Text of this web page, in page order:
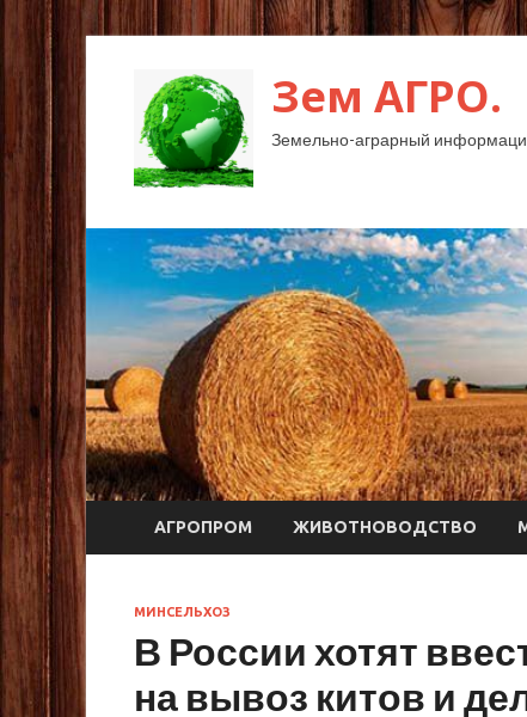
Зем АГРО.
Земельно-аграрный
АГРОПРОМ ЖИВОТНОВОДСТВО
МИНСЕЛЬХОЗ
В России хотят
на вывоз китов и